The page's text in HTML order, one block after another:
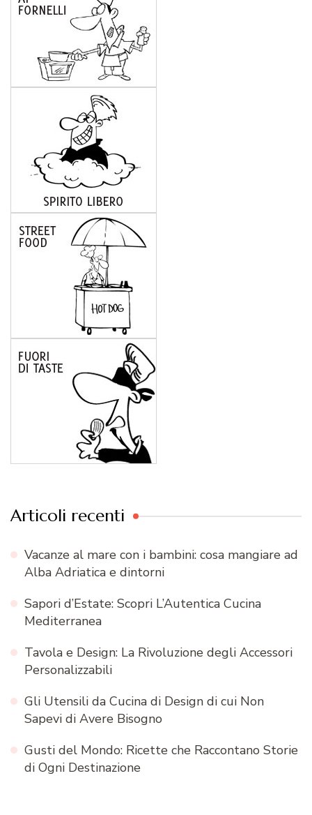
Articoli recenti
Vacanze al mare con i bambini: cosa mangiare ad
Alba Adriatica e dintorni
Sapori d’Estate: Scopri L’Autentica Cucina
Mediterranea
Tavola e Design: La Rivoluzione degli Accessori
Personalizzabili
Gli Utensili da Cucina di Design di cui Non
Sapevi di Avere Bisogno
Gusti del Mondo: Ricette che Raccontano Storie
di Ogni Destinazione